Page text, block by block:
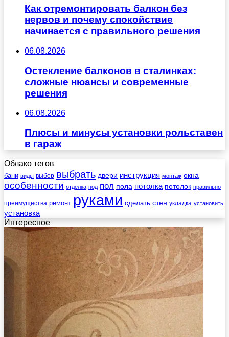
Как отремонтировать балкон без
нервов и почему спокойствие
начинается с правильного решения
06.08.2026
Остекление балконов в сталинках:
сложные нюансы и современные
решения
06.08.2026
Плюсы и минусы установки рольставен
в гараж
Облако тегов
бани виды выбор выбрать двери инструкция монтаж окна
особенности отделка под пол пола потолка потолок правильно
преимущества ремонт руками сделать стен укладка установить
установка
Интересное